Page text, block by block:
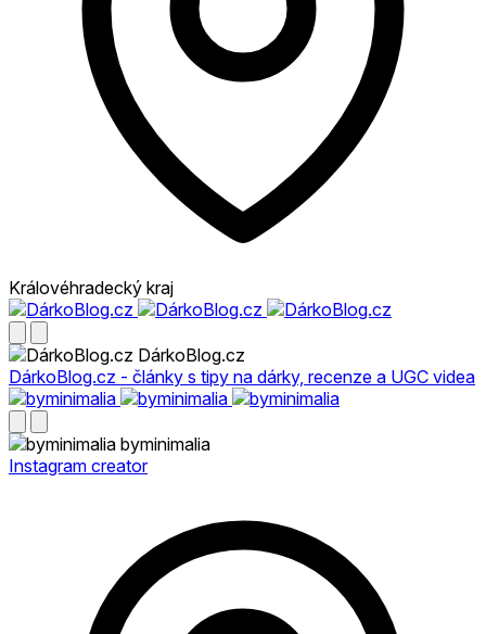
Královéhradecký kraj
DárkoBlog.cz
DárkoBlog.cz - články s tipy na dárky, recenze a UGC videa
byminimalia
Instagram creator